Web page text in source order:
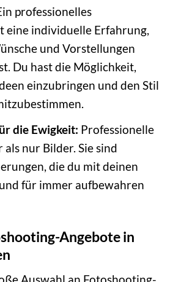
professionelles
eine individuelle Erfahrung,
und Vorstellungen
Du hast die Möglichkeit,
einzubringen und den Stil
die Ewigkeit: Professionelle
als nur Bilder. Sie sind
die du mit deinen
für immer aufbewahren
Angebote in